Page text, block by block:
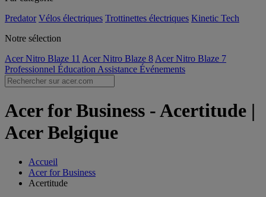
Predator Vélos électriques Trottinettes électriques Kinetic Tech
Notre sélection
Acer Nitro Blaze 11 Acer Nitro Blaze 8 Acer Nitro Blaze 7
Professionnel Éducation Assistance Événements
Acer for Business - Acertitude |
Acer Belgique
Accueil
Acer for Business
Acertitude